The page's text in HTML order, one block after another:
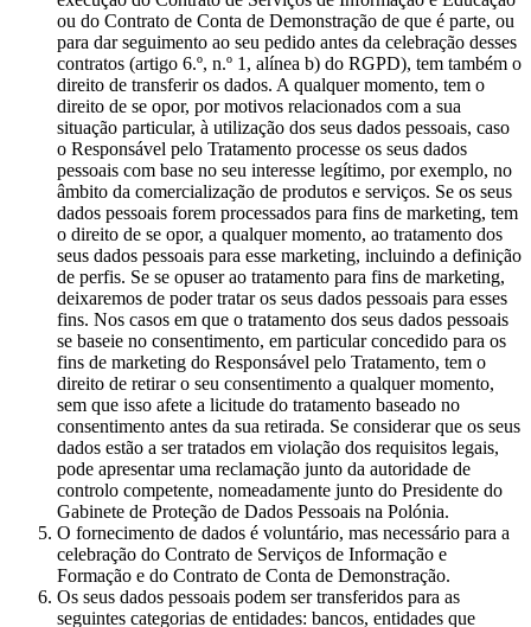
ou do Contrato de Conta de Demonstração de que é parte, ou
para dar seguimento ao seu pedido antes da celebração desses
contratos (artigo 6.º, n.º 1, alínea b) do RGPD), tem também o
direito de transferir os dados. A qualquer momento, tem o
direito de se opor, por motivos relacionados com a sua
situação particular, à utilização dos seus dados pessoais, caso
o Responsável pelo Tratamento processe os seus dados
pessoais com base no seu interesse legítimo, por exemplo, no
âmbito da comercialização de produtos e serviços. Se os seus
dados pessoais forem processados para fins de marketing, tem
o direito de se opor, a qualquer momento, ao tratamento dos
seus dados pessoais para esse marketing, incluindo a definição
de perfis. Se se opuser ao tratamento para fins de marketing,
deixaremos de poder tratar os seus dados pessoais para esses
fins. Nos casos em que o tratamento dos seus dados pessoais
se baseie no consentimento, em particular concedido para os
fins de marketing do Responsável pelo Tratamento, tem o
direito de retirar o seu consentimento a qualquer momento,
sem que isso afete a licitude do tratamento baseado no
consentimento antes da sua retirada. Se considerar que os seus
dados estão a ser tratados em violação dos requisitos legais,
pode apresentar uma reclamação junto da autoridade de
controlo competente, nomeadamente junto do Presidente do
Gabinete de Proteção de Dados Pessoais na Polónia.
O fornecimento de dados é voluntário, mas necessário para a
celebração do Contrato de Serviços de Informação e
Formação e do Contrato de Conta de Demonstração.
Os seus dados pessoais podem ser transferidos para as
seguintes categorias de entidades: bancos, entidades que